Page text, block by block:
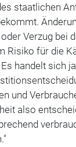
staatlichen
Verzug bei
Risiko für die
handelt sich
und
also